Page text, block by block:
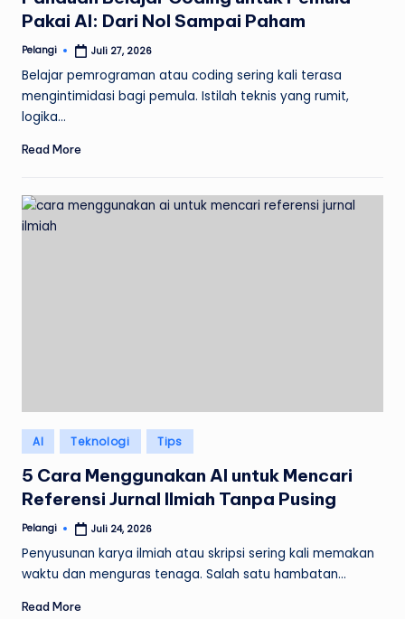
Pakai AI: Dari Nol Sampai Paham
Posted
Pelangi Juli 27, 2026
Belajar pemrograman atau coding sering kali terasa
mengintimidasi bagi pemula. Istilah teknis yang rumit,
logika…
Read More
Posted
in
AI Teknologi Tips
5 Cara Menggunakan AI untuk Mencari
Referensi Jurnal Ilmiah Tanpa Pusing
Posted
Pelangi Juli 24, 2026
Penyusunan karya ilmiah atau skripsi sering kali memakan
waktu dan menguras tenaga. Salah satu hambatan…
Read More